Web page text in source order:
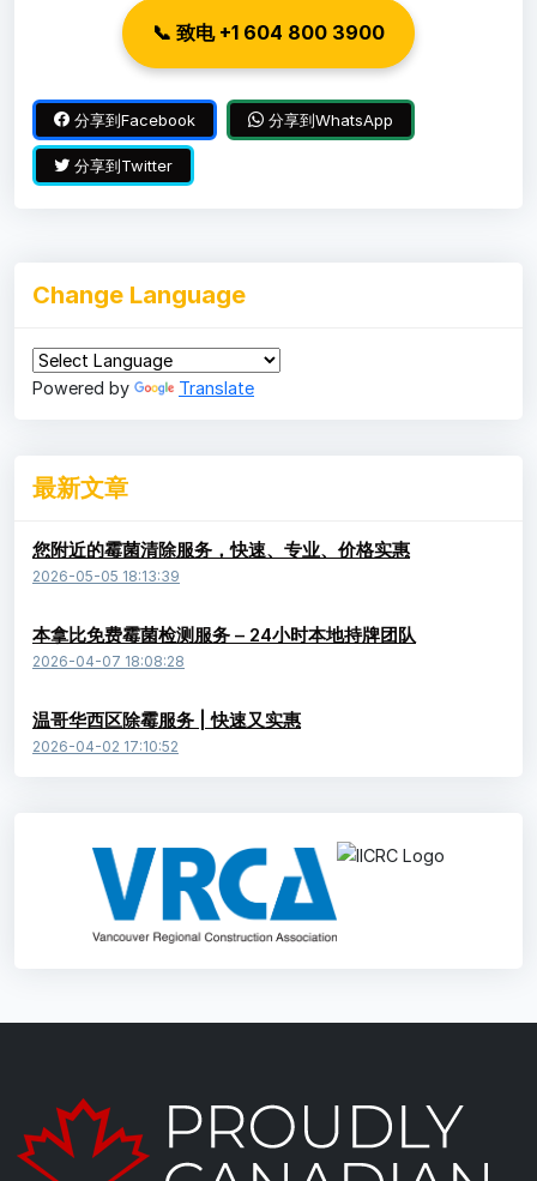
📞 致电 +1 604 800 3900
分享到Facebook 分享到WhatsApp
分享到Twitter
Change Language
Powered by Translate
最新文章
您附近的霉菌清除服务，快速、专业、价格实惠
2026-05-05 18:13:39
本拿比免费霉菌检测服务 – 24小时本地持牌团队
2026-04-07 18:08:28
温哥华西区除霉服务 | 快速又实惠
2026-04-02 17:10:52